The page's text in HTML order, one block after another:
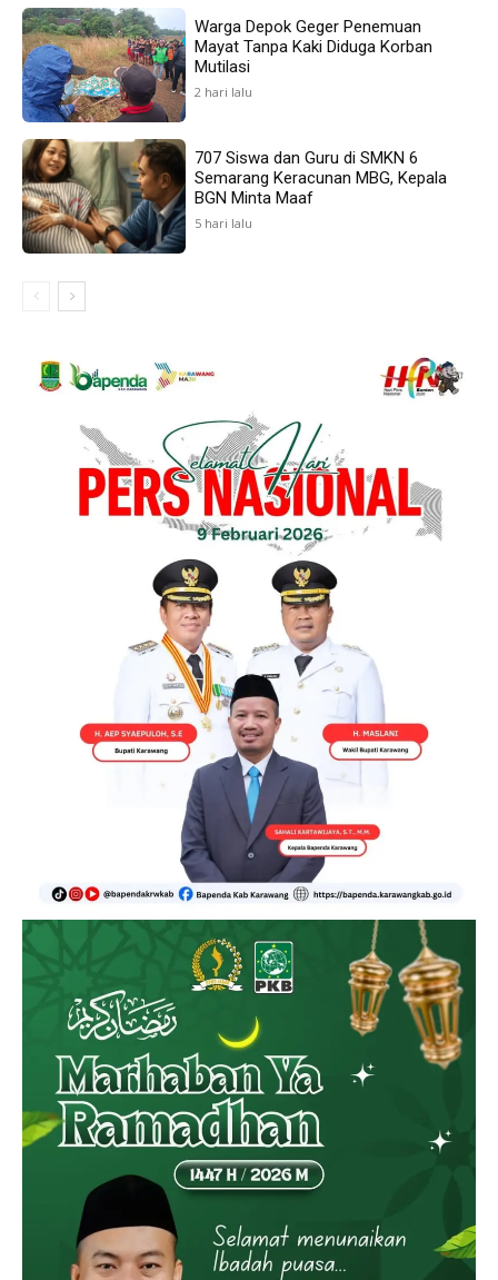
Warga Depok Geger Penemuan
Mayat Tanpa Kaki Diduga Korban
Mutilasi
2 hari lalu
707 Siswa dan Guru di SMKN 6
Semarang Keracunan MBG, Kepala
BGN Minta Maaf
5 hari lalu